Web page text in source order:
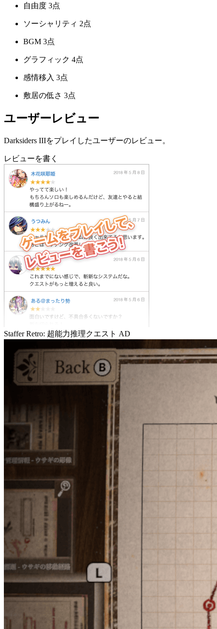
自由度 3点
ソーシャリティ 2点
BGM 3点
グラフィック 4点
感情移入 3点
敷居の低さ 3点
ユーザーレビュー
Darksiders IIIをプレイしたユーザーのレビュー。
レビューを書く
Staffer Retro: 超能力推理クエスト AD